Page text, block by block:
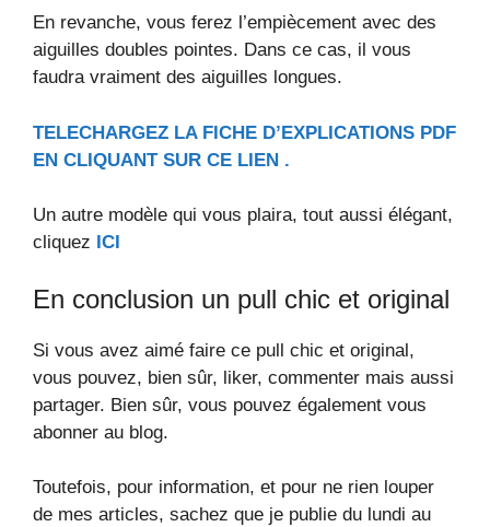
En revanche, vous ferez l’empiècement avec des
aiguilles doubles pointes. Dans ce cas, il vous
faudra vraiment des aiguilles longues.
TELECHARGEZ LA FICHE D’EXPLICATIONS PDF
EN CLIQUANT SUR CE LIEN .
Un autre modèle qui vous plaira, tout aussi élégant,
cliquez ICI
En conclusion un pull chic et original
Si vous avez aimé faire ce pull chic et original,
vous pouvez, bien sûr, liker, commenter mais aussi
partager. Bien sûr, vous pouvez également vous
abonner au blog.
Toutefois, pour information, et pour ne rien louper
de mes articles, sachez que je publie du lundi au